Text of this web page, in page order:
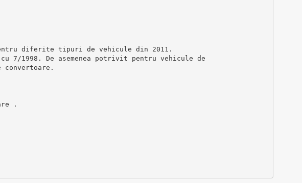
diferite tipuri de vehicule din 2011.
1998. De asemenea potrivit pentru vehicule de
.